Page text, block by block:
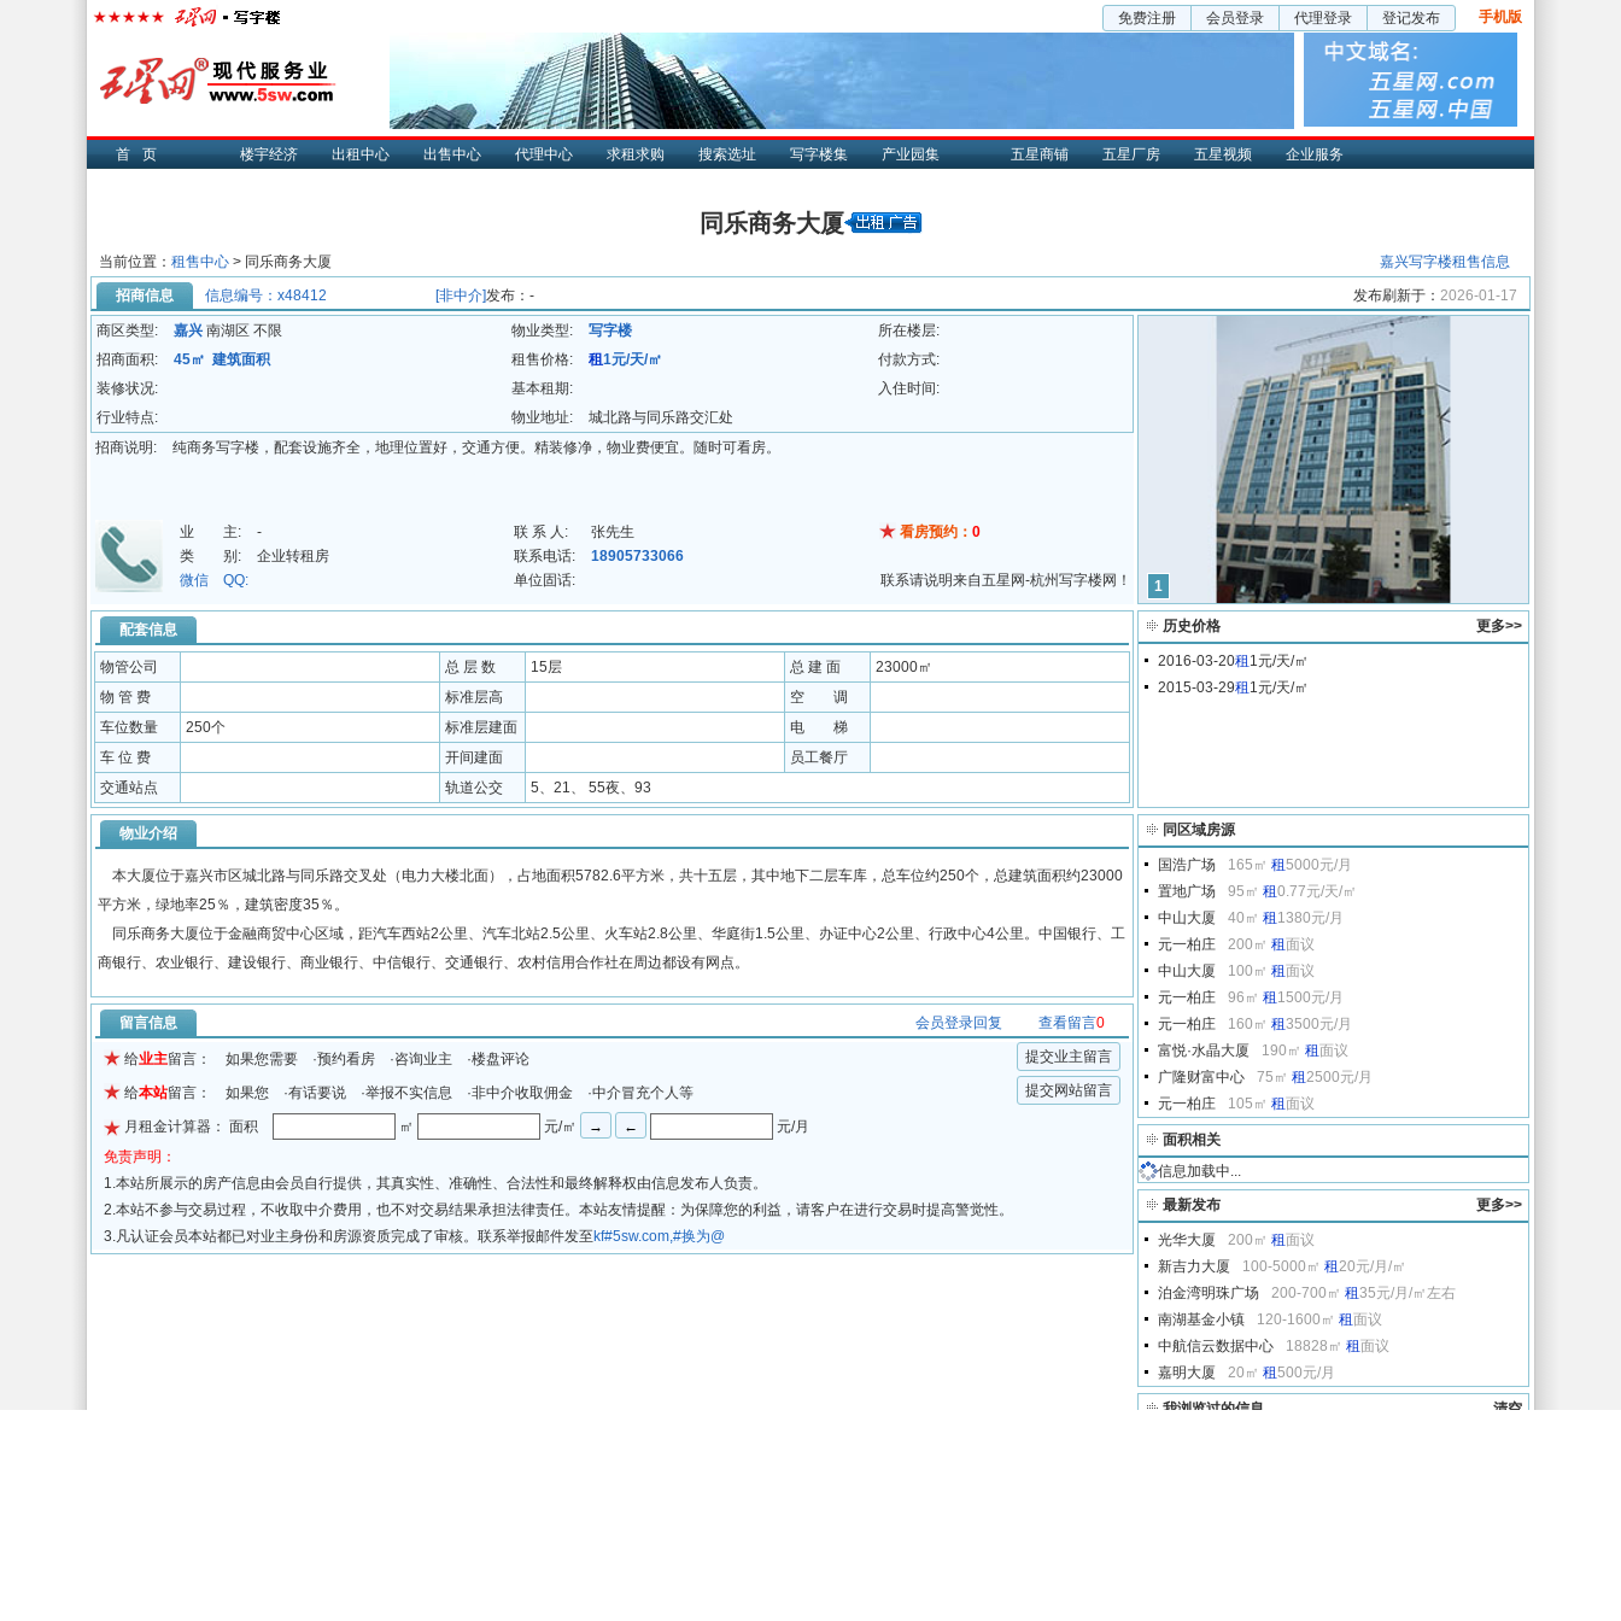
免费注册 会员登录 代理登录 登记发布 手机版
首页 楼宇经济 出租中心 出售中心 代理中心 求租求购 搜索选址 写字楼集 产业园集 五星商铺 五星厂房 五星视频 企业服务
同乐商务大厦
当前位置： 租售中心 > 同乐商务大厦
嘉兴写字楼租售信息
招商信息
信息编号：x48412 [非中介]发布：- 发布刷新于： 2026-01-17
商区类型: 嘉兴 南湖区 不限 物业类型: 写字楼
所在楼层:
招商面积:
45㎡ 建筑面积 租售价格: 租1元/天/㎡
付款方式:
装修状况:
基本租期:
入住时间:
行业特点:
物业地址:
城北路与同乐路交汇处
招商说明:
纯商务写字楼，配套设施齐全，地理位置好，交通方便。精装修净，物业费便宜。随时可看房。
业 主: - 联 系 人: 张先生 看房预约： 0
类 别:
企业转租房 联系电话:
18905733066
微信 QQ:
单位固话: 联系请说明来自五星网-杭州写字楼网！
配套信息
物管公司 总 层 数 15层 总 建 面
23000㎡
物 管 费
标准层高
空 调
车位数量
250个 标准层建面
电 梯
车 位 费
开间建面
员工餐厅
交通站点
轨道公交 5、21、 55夜、93
物业介绍
本大厦位于嘉兴市区城北路与同乐路交叉处（电力大楼北面），占地面积5782.6平方米，共十五层，其中地下二层车库，总车位约250个，总建筑面积约23000
平方米，绿地率25％，建筑密度35％。
同乐商务大厦位于金融商贸中心区域，距汽车西站2公里、汽车北站2.5公里、火车站2.8公里、华庭街1.5公里、办证中心2公里、行政中心4公里。中国银行、工
商银行、农业银行、建设银行、商业银行、中信银行、交通银行、农村信用合作社在周边都设有网点。
留言信息 0
查看留言
会员登录回复
给业主留言： 如果您需要 ·预约看房 ·咨询业主 ·楼盘评论 提交业主留言
给本站留言： 如果您 ·有话要说 ·举报不实信息 ·非中介收取佣金 ·中介冒充个人等 提交网站留言
月租金计算器： 面积 ㎡ 元/㎡
元/月
免责声明：
1.本站所展示的房产信息由会员自行提供，其真实性、准确性、合法性和最终解释权由信息发布人负责。
2.本站不参与交易过程，不收取中介费用，也不对交易结果承担法律责任。本站友情提醒：为保障您的利益，请客户在进行交易时提高警觉性。
3.凡认证会员本站都已对业主身份和房源资质完成了审核。联系举报邮件发至 kf#5sw.com,#换为@
1
更多>>
历史价格
2016-03-20租 1元/天/㎡
2015-03-29租 1元/天/㎡
同区域房源
国浩广场 165㎡ 租5000元/月
置地广场
95㎡ 租0.77元/天/㎡
中山大厦
40㎡ 租 1380元/月
元一柏庄
200㎡ 租面议
中山大厦
100㎡ 租面议
元一柏庄
96㎡ 租 1500元/月
元一柏庄
160㎡ 租3500元/月
富悦·水晶大厦
190㎡ 租面议
广隆财富中心
75㎡ 租2500元/月
元一柏庄
105㎡ 租面议
面积相关
信息加载中...
更多>>
最新发布
光华大厦 200㎡ 租面议
新吉力大厦
100-5000㎡ 租20元/月/㎡
泊金湾明珠广场
200-700㎡ 租35元/月/㎡左右
南湖基金小镇
120-1600㎡ 租面议
中航信云数据中心
18828㎡ 租面议
嘉明大厦
20㎡ 租500元/月
清空
我浏览过的信息